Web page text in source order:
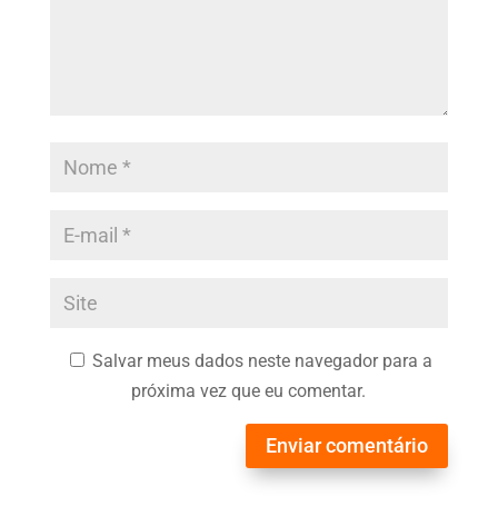
Salvar meus dados neste navegador para a
próxima vez que eu comentar.
Enviar comentário